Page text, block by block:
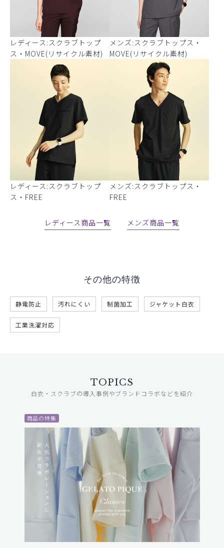
レディース:スクラブトップ
ス・MOVE(リサイクル素材)
メンズ:スクラブトップス・
MOVE(リサイクル素材)
レディース:スクラブトップ
ス・FREE
メンズ:スクラブトップス・
FREE
レディース商品一覧 メンズ商品一覧
その他の特徴
静電防止 汚れにくい 制菌加工 ジャケット白衣
工業洗濯対応
TOPICS
白衣・スクラブの導入事例やブランドコラボなどを紹介
商品の特集